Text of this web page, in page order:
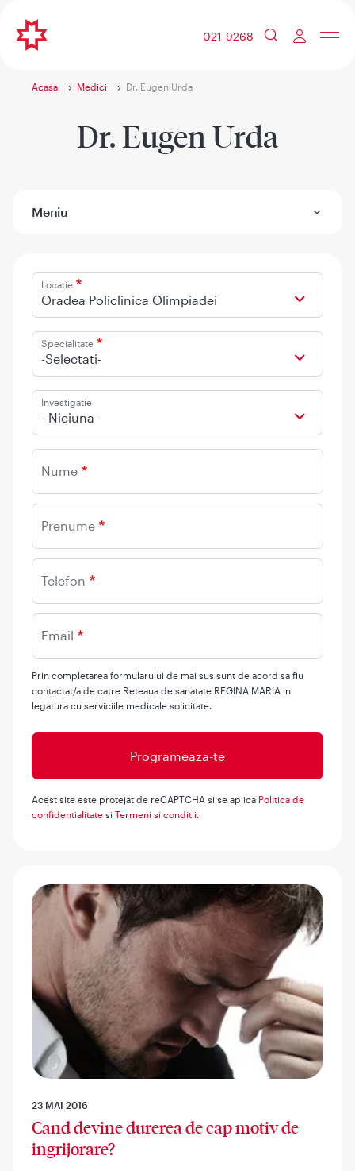
021 9268
Acasa Medici Dr. Eugen Urda
Dr. Eugen Urda
Meniu
Locatie
Oradea Policlinica Olimpiadei
Specialitate
-Selectati-
Investigatie
- Niciuna -
Nume
Prenume
Telefon
Email
Prin completarea formularului de mai sus sunt de acord sa fiu
contactat/a de catre Reteaua de sanatate REGINA MARIA in
legatura cu serviciile medicale solicitate.
Acest site este protejat de reCAPTCHA si se aplica Politica de
confidentialitate si Termeni si conditii.
23 MAI 2016
Cand devine durerea de cap motiv de
ingrijorare?